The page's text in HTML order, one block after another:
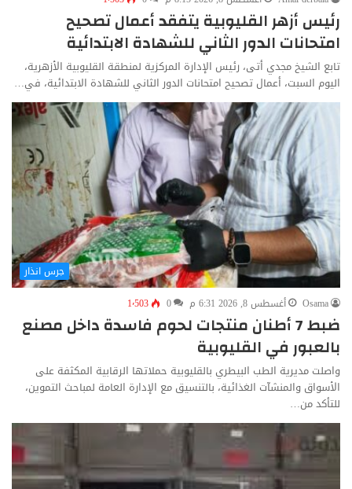
رئيس أزهر القليوبية يتفقد أعمال تصحيح
امتحانات الدور الثاني للشهادة الابتدائية
تابع الشيخ مجدي أتى، رئيس الإدارة المركزية لمنطقة القليوبية الأزهرية،
اليوم السبت، أعمال تصحيح امتحانات الدور الثاني للشهادة الابتدائية، في…
جرس انذار
Osama
أغسطس 8, 2026 6:31 م 0 1٬503
ضبط 7 أطنان منتجات لحوم فاسدة داخل مصنع
بالعبور في القليوبية
واصلت مديرية الطب البيطري بالقليوبية حملاتها الرقابية المكثفة على
الأسواق والمنشآت الغذائية، بالتنسيق مع الإدارة العامة لمباحث التموين،
للتأكد من…